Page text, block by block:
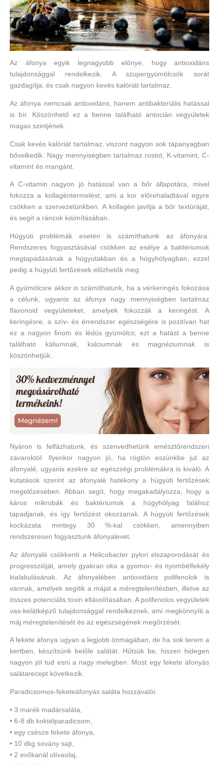
Az áfonya egyik legnagyobb előnye, hogy antioxidáns
tulajdonsággal rendelkezik. A szupergyümölcsök sorát
gazdagítja, és csak nagyon kevés kalóriát tartalmaz.
Az áfonya nemcsak antioxidáns, hanem antibakteriális hatással
is bír. Köszönhető ez a benne található antocián vegyületek
magas szintjének.
Csak kevés kalóriát tartalmaz, viszont nagyon sok tápanyagban
bővelkedik. Nagy mennyiségben tartalmaz rostot, K-vitamint, C-
vitamint és mangánt.
A C-vitamin nagyon jó hatással van a bőr állapotára, mivel
fokozza a kollagéntermelést, ami a kor előrehaladtával egyre
csökken a szervezetünkben. A kollagén javítja a bőr textúráját,
és segít a ráncok kisimításában.
Húgyúti problémák esetén is számíthatunk az áfonyára.
Rendszeres fogyasztásával csökken az esélye a baktériumok
megtapadásának a húgyutakban és a húgyhólyagban, ezzel
pedig a húgyúti fertőzések előzhetők meg.
A gyümölcsre akkor is számíthatunk, ha a vérkeringés fokozása
a célunk, ugyanis az áfonya nagy mennyiségben tartalmaz
flavonoid vegyületeket, amelyek fokozzák a keringést. A
keringésre, a szív- és érrendszer egészségére is pozitívan hat
ez a nagyon finom és lédús gyümölcs; ezt a hatást a benne
található káliumnak, kalciumnak és magnéziumnak is
köszönhetjük.
Nyáron is felfázhatunk, és szenvedhetünk emésztőrendszeri
zavaroktól. Ilyenkor nagyon jó, ha rögtön eszünkbe jut az
áfonyalé, ugyanis ezekre az egészségi problémákra is kiváló. A
kutatások szerint az áfonyalé hatékony a húgyúti fertőzések
megelőzésében. Abban segít, hogy megakadályozza, hogy a
káros mikrobák és baktériumok a húgyhólyag falához
tapadjanak, és így fertőzést okozzanak. A húgyúti fertőzések
kockázata mintegy 30 %-kal csökken, amennyiben
rendszeresen fogyasztunk áfonyalevet.
Az áfonyalé csökkenti a Helicobacter pylori elszaporodását és
progresszióját, amely gyakran oka a gyomor- és nyombélfekély
kialakulásának. Az áfonyalében antioxidáns polifenolok is
vannak, amelyek segítik a májat a méregtelenítésben, illetve az
összes potenciális toxin eltávolításában. A polifenolos vegyületek
vas-kelátképző tulajdonsággal rendelkeznek, ami megkönnyíti a
máj méregtelenítését és az egészségének megőrzését.
A fekete áfonya ugyan a legjobb önmagában, de ha sok terem a
kertben, készítsünk belőle salátát. Hűtsük be, hiszen hidegen
nagyon jól tud esni a nagy melegben. Most egy fekete áfonyás
salátarecept következik.
Paradicsomos-feketeáfonyás saláta hozzávalói:
• 3 marék madársaláta,
• 6-8 db koktélparadicsom,
• egy csésze fekete áfonya,
• 10 dkg sovány sajt,
• 2 evőkanál olívaolaj,